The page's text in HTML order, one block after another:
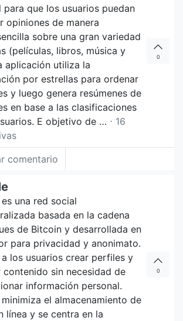
que los usuarios puedan
opiniones de manera
sobre una gran variedad
(películas, libros, música y
aplicación utiliza la
por estrellas para ordenar
y luego genera resúmenes de
en base a las clasificaciones
E objetivo de … ⋅ 16
0
comentario
una red social
basada en la cadena
de Bitcoin y desarrollada en
para privacidad y anonimato.
a los usuarios crear perfiles y
contenido sin necesidad de
información personal.
el almacenamiento de
línea y se centra en la
0